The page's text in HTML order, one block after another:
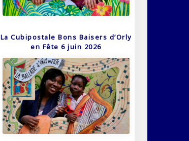
La Cubipostale Bons Baisers d’Orly
en Fête 6 juin 2026